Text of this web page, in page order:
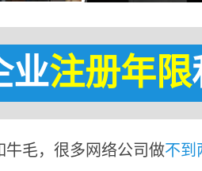
业注册年限
牛毛，很多网络公司做不到